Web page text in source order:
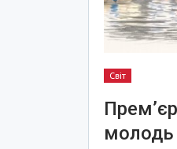
Світ
молодь